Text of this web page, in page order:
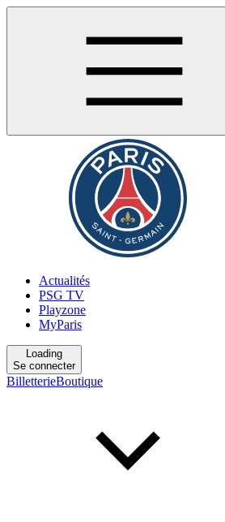
Actualités
PSG TV
Playzone
MyParis
Loading
Se connecter
BilletterieBoutique